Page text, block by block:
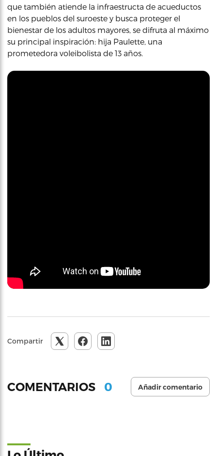
que también atiende la infraestructa de acueductos
en los pueblos del suroeste y busca proteger el
bienestar de los adultos mayores, se difruta al máximo
su principal inspiración: hija Paulette, una
prometedora voleibolista de 13 años.
Compartir
COMENTARIOS 0 Añadir comentario